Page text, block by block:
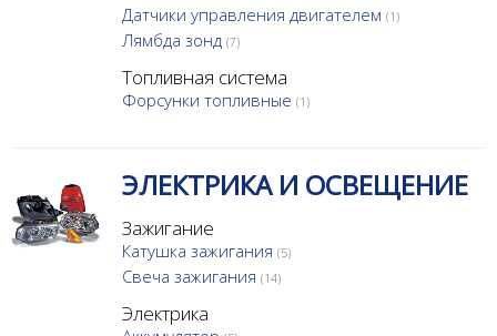
Датчики управления двигателем (1)
Лямбда зонд (7)
Топливная система
Форсунки топливные (1)
ЭЛЕКТРИКА И ОСВЕЩЕНИЕ
Зажигание
Катушка зажигания (5)
Свеча зажигания (14)
Электрика